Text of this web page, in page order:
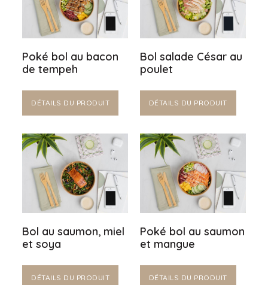
Poké bol au bacon
de tempeh
DÉTAILS DU PRODUIT
Bol salade César au
poulet
DÉTAILS DU PRODUIT
Bol au saumon, miel
et soya
DÉTAILS DU PRODUIT
Poké bol au saumon
et mangue
DÉTAILS DU PRODUIT